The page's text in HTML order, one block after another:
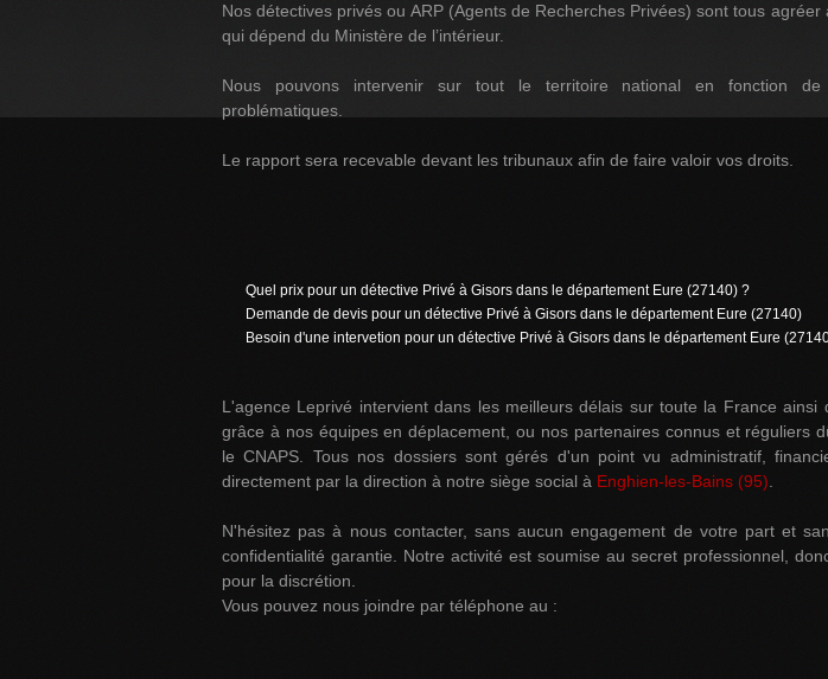
Nos détectives privés ou ARP (Agents de Recherches Privées) sont tous agréer
qui dépend du Ministère de l’intérieur.
Nous pouvons intervenir sur tout le territoire national en fonction
problématiques.
Le rapport sera recevable devant les tribunaux afin de faire valoir vos droits.
Quel prix pour un détective Privé à Gisors dans le département Eure (27140) ?
Demande de devis pour un détective Privé à Gisors dans le département Eure (27140)
Besoin d'une intervetion pour un détective Privé à Gisors dans le département Eure
L'agence Leprivé intervient dans les meilleurs délais sur toute la France ainsi
grâce à nos équipes en déplacement, ou nos partenaires connus et réguliers
le CNAPS. Tous nos dossiers sont gérés d'un point vu administratif,
directement par la direction à notre siège social à Enghien-les-Bains (95)
N'hésitez pas à nous contacter, sans aucun engagement de votre part et
confidentialité garantie. Notre activité est soumise au secret professionnel,
pour la discrétion.
Vous pouvez nous joindre par téléphone au :